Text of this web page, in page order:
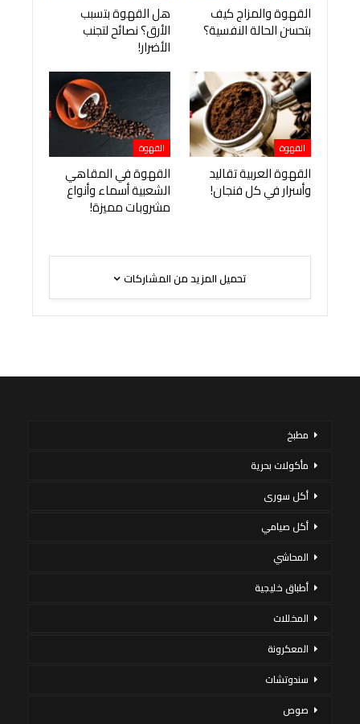
القهوة والمزاج كيف
بتحسن الحالة النفسية؟
هل القهوة بتسبب
الأرق؟ نصائح لتجنب
الأضرار!
القهوة
القهوة العربية تقاليد
وأسرار في كل فنجان!
القهوة
القهوة في المقاهي
الشعبية أسماء وأنواع
مشروبات مميزة!
تحميل المزيد من المشاركات
مطبخ
مأكولات بحرية
أكل سورى
أكل صيامي
المحاشي
أطباق خليجية
المخللات
المعكرونة
سندوتشات
صوص